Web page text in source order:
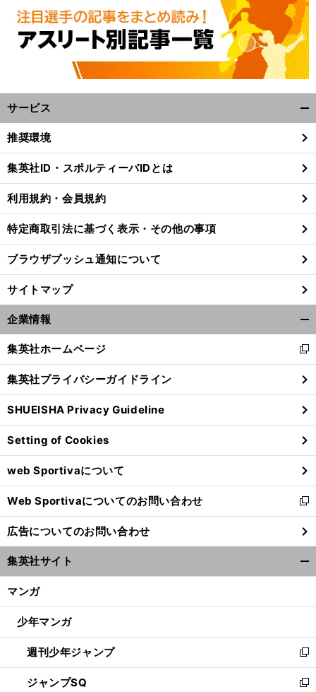
。
サービス
閉
る
推奨環境
集英社ID・スポルティーバIDとは
利用規約・会員規約
特定商取引法に基づく表示・その他の事項
ブラウザプッシュ通知について
サイトマップ
企業情報
閉
る
集英社ホームページ
新
し
い
ウ
ィ
ン
ド
ウ
で
開
く
集英社プライバシーガイドライン
SHUEISHA Privacy Guideline
Setting of Cookies
web Sportivaについて
Web Sportivaについてのお問い合わせ
新
し
い
ウ
ィ
ン
ウ
開
く
広告についてのお問い合わせ
集英社サイト
マンガ
少年マンガ
週刊少年ジャンプ
新
し
い
ジャンプSQ
新